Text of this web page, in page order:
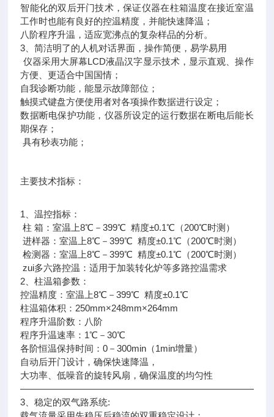
智能化的双后开门技术，保证仪器在柱箱温度在接近室温
工作时也能有良好的控温精度，并能快速降温；
八阶程序升温，适应宽沸点的复杂样品的分析。
3、简洁明了的人机对话界面，操作简便，易学易用
仪器采用大屏幕LCD液晶汉字显示技术，显示直观、操作
方便、更适合中国国情；
自我诊断功能，能显示故障部位；
触摸式键盘方便使用者对各项操作数据进行设定；
数据断电保护功能，仪器所设定的运行数据在断电后能长
期保存；
具有秒表功能；
主要技术指标：
1、温控指标：
柱 箱：室温上8℃－399℃ 精度±0.1℃（200℃时测）
进样器：室温上8℃－399℃ 精度±0.1℃（200℃时测）
检测器：室温上8℃－399℃ 精度±0.1℃（200℃时测）
zui多六路控温：适用于加装转化炉等多路控温需求
2、柱温箱参数：
控温精度：室温上8℃－399℃ 精度±0.1℃
柱温箱体积：250mm×248mm×264mm
程序升温阶数：八阶
程序升温速率：1℃－30℃
各阶恒温保持时间：0－300min（1min增量）
自动后开门设计，确保快速降温，
大功率、低噪音的旋转风扇，确保温度的均匀性
3、稳定的双气路系统: